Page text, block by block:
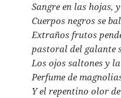
Sangre en las hojas,
Cuerpos negros se
Extraños frutos
pastoral del galante
Los ojos saltones y
Perfume de
Y el repentino olor